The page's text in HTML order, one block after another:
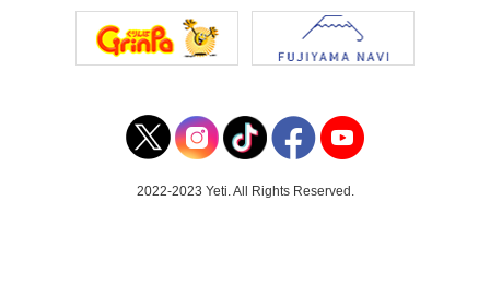
2022-2023 Yeti. All Rights Reserved.